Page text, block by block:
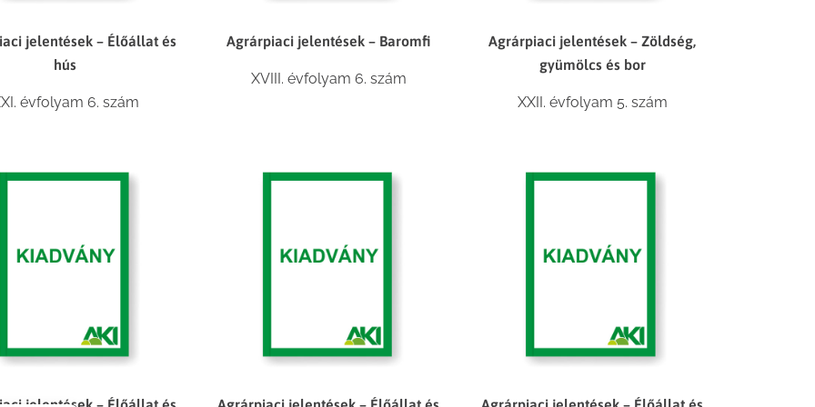
jelentések – Élőállat és
hús
évfolyam 6. szám
Agrárpiaci jelentések – Baromfi
XVIII. évfolyam 6. szám
Agrárpiaci jelentések – Zöldség,
gyümölcs és bor
XXII. évfolyam 5. szám